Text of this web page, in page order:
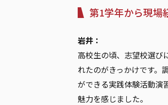
第1学年から現場
岩井：
高校生の頃、志望校選び
れたのがきっかけです。
ができる実践体験活動演
魅力を感じました。